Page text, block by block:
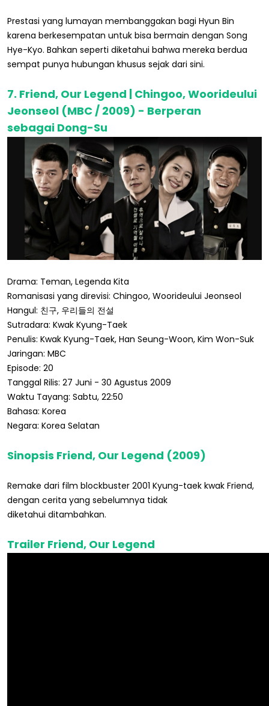
Prestasi yang lumayan membanggakan bagi Hyun Bin
karena berkesempatan untuk bisa bermain dengan Song
Hye-Kyo. Bahkan seperti diketahui bahwa mereka berdua
sempat punya hubungan khusus sejak dari sini.
7. Friend, Our Legend | Chingoo, Woorideului
Jeonseol (MBC / 2009) - Berperan
sebagai Dong-Su
Drama: Teman, Legenda Kita
Romanisasi yang direvisi: Chingoo, Woorideului Jeonseol
Hangul: 친구, 우리들의 전설
Sutradara: Kwak Kyung-Taek
Penulis: Kwak Kyung-Taek, Han Seung-Woon, Kim Won-Suk
Jaringan: MBC
Episode: 20
Tanggal Rilis: 27 Juni - 30 Agustus 2009
Waktu Tayang: Sabtu, 22:50
Bahasa: Korea
Negara: Korea Selatan
Sinopsis Friend, Our Legend (2009)
Remake dari film blockbuster 2001 Kyung-taek kwak Friend,
dengan cerita yang sebelumnya tidak
diketahui ditambahkan.
Trailer Friend, Our Legend